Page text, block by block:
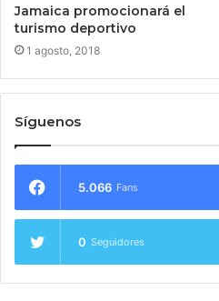
Jamaica promocionará el
turismo deportivo
1 agosto, 2018
Síguenos
5.066 Fans
0 Seguidores